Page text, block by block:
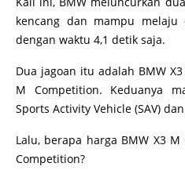
kencang dan mampu
dengan waktu 4,1 detik saja.
Dua jagoan itu adalah BMW
M Competition. Keduanya
Sports Activity Vehicle (SAV)
Lalu, berapa harga BMW X3
Competition?